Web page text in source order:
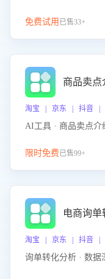
免费试用 已售33+
商品卖点
淘宝 | 京东 | 抖音 |
AI工具 · 商品卖点介
限时免费已售99+
电商询
淘宝 | 京东 | 抖音 |
询单转化分析 · 数据